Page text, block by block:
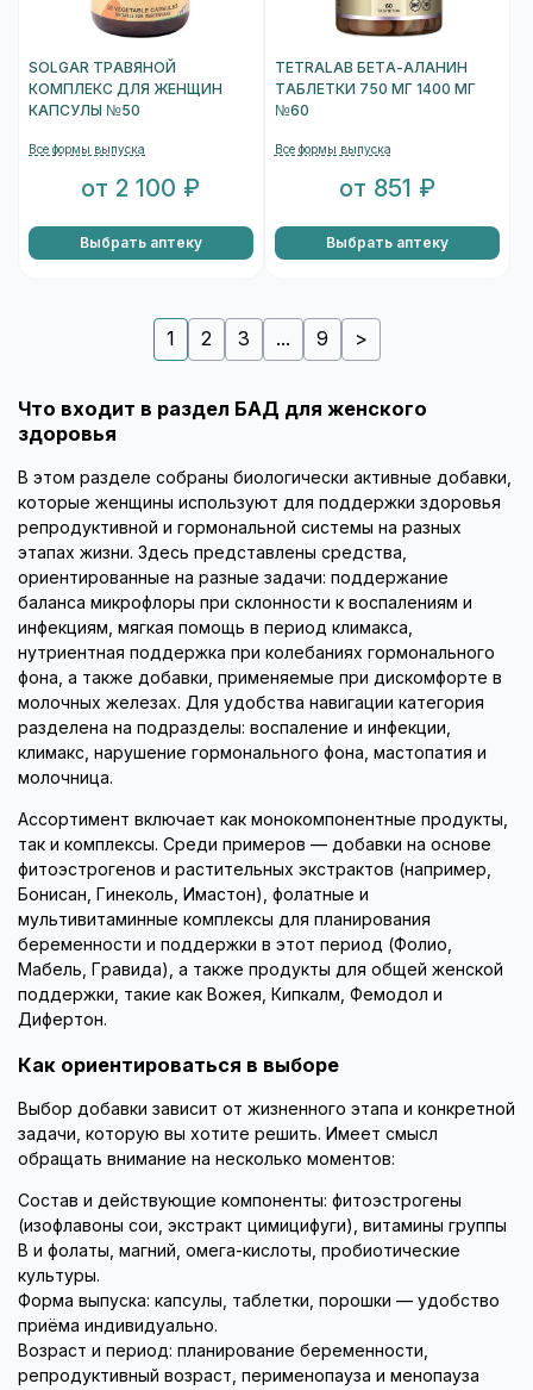
SOLGAR ТРАВЯНОЙ
КОМПЛЕКС ДЛЯ ЖЕНЩИН
КАПСУЛЫ №50
Все формы выпуска
от 2 100 ₽
Выбрать аптеку
TETRALAB БЕТА-АЛАНИН
ТАБЛЕТКИ 750 МГ 1400 МГ
№60
Все формы выпуска
от 851 ₽
Выбрать аптеку
1 2 3 ... 9 >
Что входит в раздел БАД для женского
здоровья
В этом разделе собраны биологически активные добавки,
которые женщины используют для поддержки здоровья
репродуктивной и гормональной системы на разных
этапах жизни. Здесь представлены средства,
ориентированные на разные задачи: поддержание
баланса микрофлоры при склонности к воспалениям и
инфекциям, мягкая помощь в период климакса,
нутриентная поддержка при колебаниях гормонального
фона, а также добавки, применяемые при дискомфорте в
молочных железах. Для удобства навигации категория
разделена на подразделы: воспаление и инфекции,
климакс, нарушение гормонального фона, мастопатия и
молочница.
Ассортимент включает как монокомпонентные продукты,
так и комплексы. Среди примеров — добавки на основе
фитоэстрогенов и растительных экстрактов (например,
Бонисан, Гинеколь, Имастон), фолатные и
мультивитаминные комплексы для планирования
беременности и поддержки в этот период (Фолио,
Мабель, Гравида), а также продукты для общей женской
поддержки, такие как Вожея, Кипкалм, Фемодол и
Дифертон.
Как ориентироваться в выборе
Выбор добавки зависит от жизненного этапа и конкретной
задачи, которую вы хотите решить. Имеет смысл
обращать внимание на несколько моментов:
Состав и действующие компоненты: фитоэстрогены
(изофлавоны сои, экстракт цимицифуги), витамины группы
B и фолаты, магний, омега-кислоты, пробиотические
культуры.
Форма выпуска: капсулы, таблетки, порошки — удобство
приёма индивидуально.
Возраст и период: планирование беременности,
репродуктивный возраст, перименопауза и менопауза